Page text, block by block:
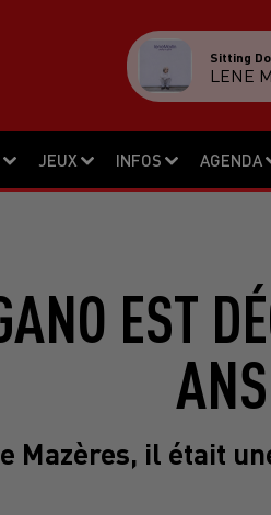
JEUX INFOS AGENDA
Sitting
LENE
EST
ANS
Mazères, il était